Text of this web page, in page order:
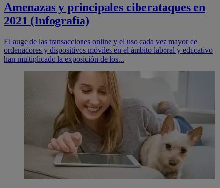
Amenazas y principales ciberataques en
2021 (Infografía)
El auge de las transacciones online y el uso cada vez mayor de
ordenadores y dispositivos móviles en el ámbito laboral y educativo
han multiplicado la exposición de los...